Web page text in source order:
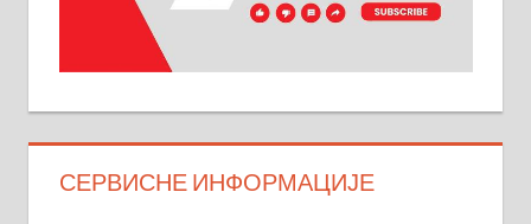
СЕРВИСНЕ ИНФОРМАЦИЈЕ